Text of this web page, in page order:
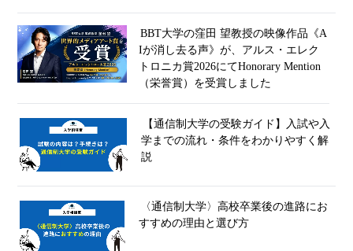
BBT大学の窪田 望教授の映像作品《A
Iが消し去る声》が、アルス・エレク
トロニカ賞2026にてHonorary Mention
（栄誉賞）を受賞しました
【通信制大学の受験ガイド】入試や入
学までの流れ・条件をわかりやすく解
説
〈通信制大学〉高校卒業後の進路にお
すすめの理由と選び方